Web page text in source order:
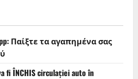
Παίξτε τα αγαπημένα σας
fi ÎNCHIS circulației auto în